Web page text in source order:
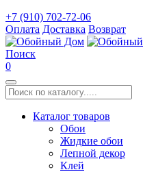
+7 (910) 702-72-06
Оплата Доставка Возврат
Поиск
0
Каталог товаров
Обои
Жидкие обои
Лепной декор
Клей